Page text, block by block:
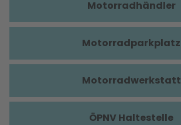
Motorradhändler
Motorradparkplatz
Motorradwerkstatt
ÖPNV Haltestelle